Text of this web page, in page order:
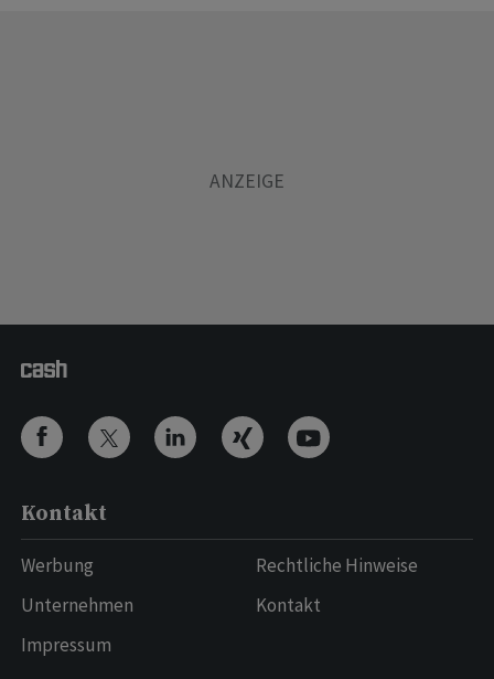
Kontakt
Werbung
Unternehmen
Impressum
Rechtliche Hinweise
Kontakt